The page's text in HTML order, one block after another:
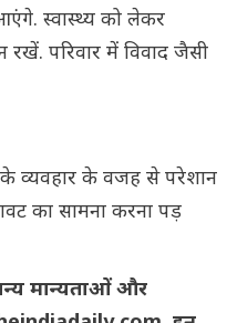
स्वास्थ्य को लेकर
रखें. परिवार में विवाद जैसी
व्यवहार के वजह से परेशान
का सामना करना पड़
मान्यताओं और